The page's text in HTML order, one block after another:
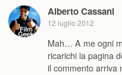
Alberto Cassani
12 luglio 2012
Mah… A me ogni
ricarichi la pagina
il commento arriva